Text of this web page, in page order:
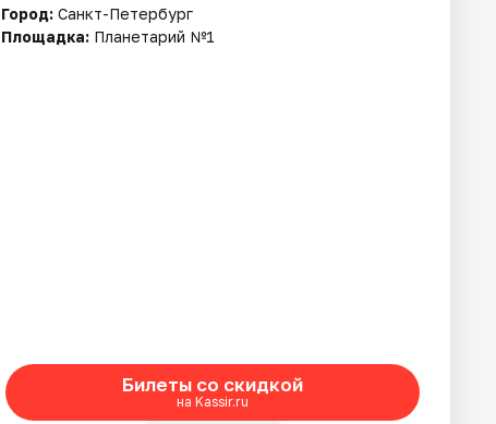
Город: Санкт-Петербург
Площадка: Планетарий №1
Билеты со скидкой
на Kassir.ru